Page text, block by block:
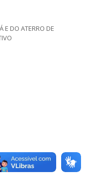
E DO ATERRO DE